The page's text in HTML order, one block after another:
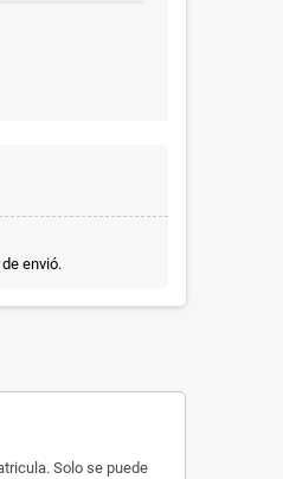
envió.
Solo se puede